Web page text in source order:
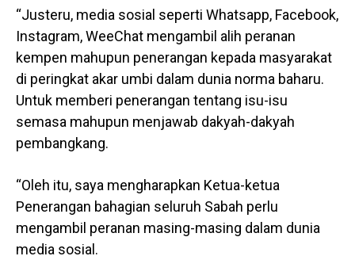
“Justeru, media sosial seperti Whatsapp, Facebook,
Instagram, WeeChat mengambil alih peranan
kempen mahupun penerangan kepada masyarakat
di peringkat akar umbi dalam dunia norma baharu.
Untuk memberi penerangan tentang isu-isu
semasa mahupun menjawab dakyah-dakyah
pembangkang.
“Oleh itu, saya mengharapkan Ketua-ketua
Penerangan bahagian seluruh Sabah perlu
mengambil peranan masing-masing dalam dunia
media sosial.